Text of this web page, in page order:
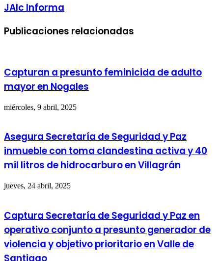
JAlc Informa
Publicaciones relacionadas
Capturan a presunto feminicida de adulto
mayor en Nogales
miércoles, 9 abril, 2025
Asegura Secretaría de Seguridad y Paz
inmueble con toma clandestina activa y 40
mil litros de hidrocarburo en Villagrán
jueves, 24 abril, 2025
Captura Secretaría de Seguridad y Paz en
operativo conjunto a presunto generador de
violencia y objetivo prioritario en Valle de
Santiago